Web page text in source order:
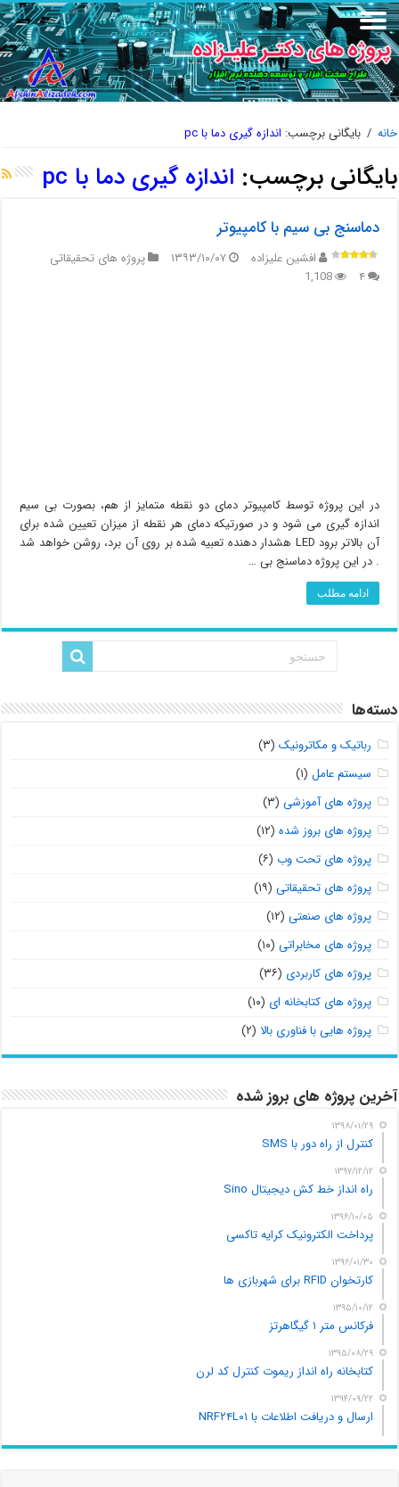
خانه / بایگانی برچسب: اندازه گیری دما با pc
بایگانی برچسب: اندازه گیری دما با pc
دماسنج بی سیم با کامپیوتر
افشین علیزاده ۱۳۹۳/۱۰/۰۷
پروژه های تحقیقاتی
۴
1,108
در این پروژه توسط کامپیوتر دمای دو نقطه متمایز از هم، بصورت بی سیم
اندازه گیری می شود و در صورتیکه دمای هر نقطه از میزان تعیین شده برای
آن بالاتر برود LED هشدار دهنده تعبیه شده بر روی آن برد، روشن خواهد شد
. در این پروژه دماسنج بی …
ادامه مطلب
دسته‌ها
رباتیک و مکاترونیک (۳)
سیستم عامل (۱)
پروژه های آموزشی (۳)
پروژه های بروز شده (۱۲)
پروژه های تحت وب (۶)
پروژه های تحقیقاتی (۱۹)
پروژه های صنعتی (۱۲)
پروژه های مخابراتی (۱۰)
پروژه های کاربردی (۳۶)
پروژه های کتابخانه ای (۱۰)
پروژه هایی با فناوری بالا (۲)
آخرین پروژه های بروز شده
۱۳۹۸/۰۱/۲۹
کنترل از راه دور با SMS
۱۳۹۷/۱۲/۱۲
راه انداز خط کش دیجیتال Sino
۱۳۹۶/۱۰/۰۵
پرداخت الکترونیک کرایه تاکسی
۱۳۹۶/۰۱/۳۰
کارتخوان RFID برای شهربازی ها
۱۳۹۵/۱۰/۱۲
فرکانس متر ۱ گیگاهرتز
۱۳۹۵/۰۸/۲۹
کتابخانه راه انداز ریموت کنترل کد لرن
۱۳۹۴/۰۹/۲۲
ارسال و دریافت اطلاعات با NRF۲۴L۰۱